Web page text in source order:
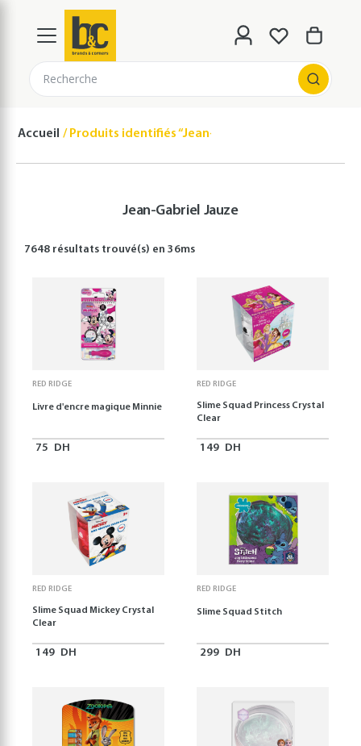
Recherche
Accueil Produits identifiés “Jean-Gabriel Jauze”
Jean-Gabriel Jauze
7648 résultats trouvé(s) en36ms
RED RIDGE
Livre d'encre magique Minnie
75 DH
RED RIDGE
Slime Squad Princess Crystal
Clear
149 DH
RED RIDGE
Slime Squad Mickey Crystal
Clear
149 DH
RED RIDGE
Slime Squad Stitch
299 DH